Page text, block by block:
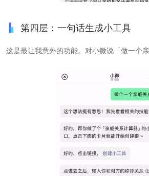
第四层：一句话生成小工具
这是最让我意外的功能。对小微说「做一个